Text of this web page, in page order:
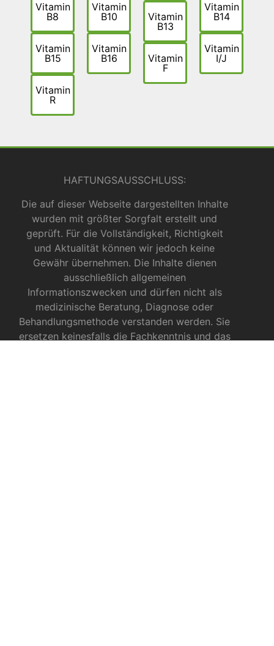
Vitamin
B8
Vitamin
B15
Vitamin
R
Vitamin
B10
Vitamin
B16
Vitamin
B13
Vitamin
F
Vitamin
B14
Vitamin
I/J
HAFTUNGSAUSSCHLUSS:
Die auf dieser Webseite dargestellten Inhalte
wurden mit größter Sorgfalt erstellt und
geprüft. Für die Vollständigkeit, Richtigkeit
und Aktualität können wir jedoch keine
Gewähr übernehmen. Die Inhalte dienen
ausschließlich allgemeinen
Informationszwecken und dürfen nicht als
medizinische Beratung, Diagnose oder
Behandlungsmethode verstanden werden. Sie
ersetzen keinesfalls die Fachkenntnis und das